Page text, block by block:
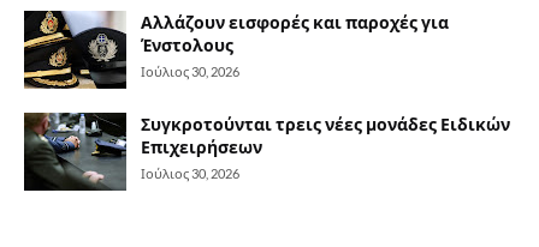
Αλλάζουν εισφορές και παροχές για
Ένστολους
Ιούλιος 30, 2026
Συγκροτούνται τρεις νέες μονάδες Ειδικών
Επιχειρήσεων
Ιούλιος 30, 2026